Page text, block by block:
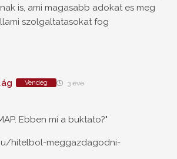
is, ami magasabb adokat es meg
szolgaltatasokat fog
Vendég 3 éve
Ebben mi a buktato?"
hitelbol-meggazdagodni-